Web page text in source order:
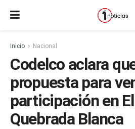
Inicio Nacional
Codelco aclara
propuesta para
participación en
Quebrada Blanca